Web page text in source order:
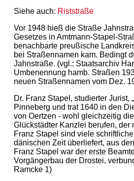
Siehe auch: Riststraße
Vor 1948 hieß die Straße
Gesetzes in Amtmann-Stapel-
benachbarte preußische
bei Straßennamen kam. Bedingt
Jahnstraße. (vgl.: Staatsarchiv
Umbenennung hamb. Straßen
neuen Straßennamen vom Dez.
Dr. Franz Stapel, studierter
Pinneberg und trat 1640 in den
von Oertzen - wohl gleichzeitig
Glückstädter Kanzlei berufen,
Franz Stapel sind viele
dänischen Zeit überliefert, aus
Franz Stapel war der erste
Vorgängerbau der Drostei,
Ramcke 1)